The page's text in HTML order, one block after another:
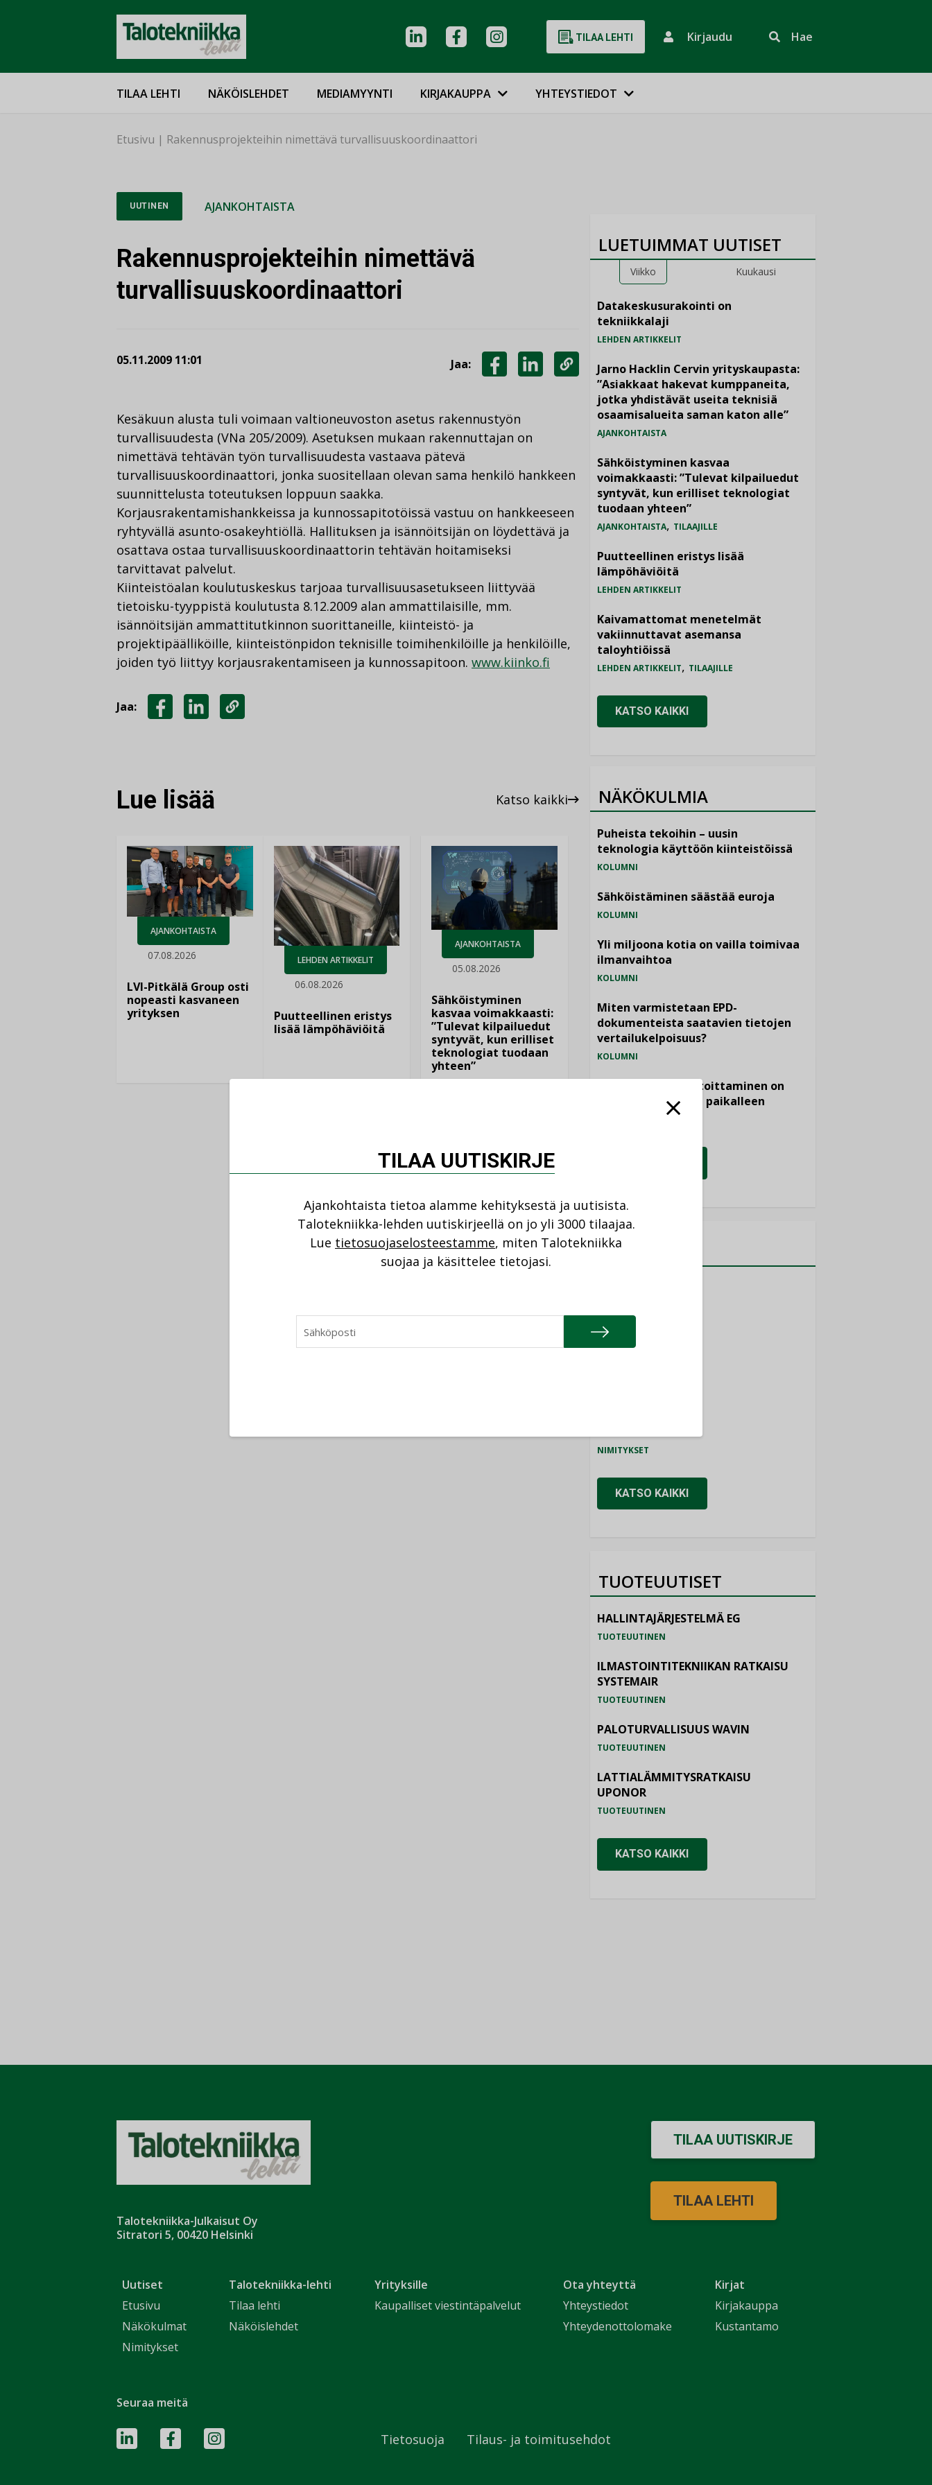
TILAA LEHTI Kirjaudu Hae
TILAA LEHTI NÄKÖISLEHDET MEDIAMYYNTI KIRJAKAUPPA YHTEYSTIEDOT
Etusivu | Rakennusprojekteihin nimettävä turvallisuuskoordinaattori
UUTINEN AJANKOHTAISTA
Rakennusprojekteihin nimettävä
turvallisuuskoordinaattori
05.11.2009 11:01 Jaa:
LINKEDINISSÄ
KOPIOI
LINKKI
Kesäkuun alusta tuli voimaan valtioneuvoston asetus rakennustyön
turvallisuudesta (VNa 205/2009). Asetuksen mukaan rakennuttajan on
nimettävä tehtävän työn turvallisuudesta vastaava pätevä
turvallisuuskoordinaattori, jonka suositellaan olevan sama henkilö hankkeen
suunnittelusta toteutuksen loppuun saakka.
Korjausrakentamishankkeissa ja kunnossapitotöissä vastuu on hankkeeseen
ryhtyvällä asunto-osakeyhtiöllä. Hallituksen ja isännöitsijän on löydettävä ja
osattava ostaa turvallisuuskoordinaattorin tehtävän hoitamiseksi
tarvittavat palvelut.
Kiinteistöalan koulutuskeskus tarjoaa turvallisuusasetukseen liittyvää
tietoisku-tyyppistä koulutusta 8.12.2009 alan ammattilaisille, mm.
isännöitsijän ammattitutkinnon suorittaneille, kiinteistö- ja
projektipäälliköille, kiinteistönpidon teknisille toimihenkilöille ja henkilöille,
joiden työ liittyy korjausrakentamiseen ja kunnossapitoon. www.kiinko.fi
Jaa:
Lue lisää Katso kaikki
AJANKOHTAISTA
07.08.2026
LVI-Pitkälä Group osti
nopeasti kasvaneen
yrityksen
LEHDEN ARTIKKELIT
06.08.2026
Puutteellinen eristys
lisää lämpöhäviöitä
AJANKOHTAISTA
05.08.2026
Sähköistyminen
kasvaa voimakkaasti:
”Tulevat kilpailuedut
syntyvät, kun erilliset
teknologiat tuodaan
yhteen”
LUETUIMMAT UUTISET
Viikko Kuukausi
Datakeskusurakointi on
tekniikkalaji
LEHDEN ARTIKKELIT
Jarno Hacklin Cervin yrityskaupasta:
”Asiakkaat hakevat kumppaneita,
jotka yhdistävät useita teknisiä
osaamisalueita saman katon alle”
AJANKOHTAISTA
Sähköistyminen kasvaa
voimakkaasti: ”Tulevat kilpailuedut
syntyvät, kun erilliset teknologiat
tuodaan yhteen”
AJANKOHTAISTA, TILAAJILLE
Puutteellinen eristys lisää
lämpöhäviöitä
LEHDEN ARTIKKELIT
Kaivamattomat menetelmät
vakiinnuttavat asemansa
taloyhtiöissä
LEHDEN ARTIKKELIT, TILAAJILLE
KATSO KAIKKI
NÄKÖKULMIA
Puheista tekoihin – uusin
teknologia käyttöön kiinteistöissä
KOLUMNI
Sähköistäminen säästää euroja
KOLUMNI
Yli miljoona kotia on vailla toimivaa
ilmanvaihtoa
KOLUMNI
Miten varmistetaan EPD-
dokumenteista saatavien tietojen
vertailukelpoisuus?
KOLUMNI
Vesi- ja viemärimitoittaminen on
jämähtänyt ajassa paikalleen
NIMITYKSET
Refair
NIMITYKSET
KATSO KAIKKI
TUOTEUUTISET
HALLINTAJÄRJESTELMÄ EG
TUOTEUUTINEN
ILMASTOINTITEKNIIKAN RATKAISU
SYSTEMAIR
TUOTEUUTINEN
PALOTURVALLISUUS WAVIN
TUOTEUUTINEN
LATTIALÄMMITYSRATKAISU
UPONOR
TUOTEUUTINEN
KATSO KAIKKI
Talotekniikka-Julkaisut Oy
Sitratori 5, 00420 Helsinki
Uutiset
Etusivu
Näkökulmat
Nimitykset
Talotekniikka-lehti
Tilaa lehti
Näköislehdet
Yrityksille
Kaupalliset viestintäpalvelut
Ota yhteyttä
Yhteystiedot
Yhteydenottolomake
Kirjat
Kirjakauppa
Kustantamo
TILAA UUTISKIRJE
TILAA LEHTI
Seuraa meitä
Tietosuoja Tilaus- ja toimitusehdot
TILAA UUTISKIRJE
Ajankohtaista tietoa alamme kehityksestä ja uutisista.
Talotekniikka-lehden uutiskirjeellä on jo yli 3000 tilaajaa.
Lue tietosuojaselosteestamme, miten Talotekniikka
suojaa ja käsittelee tietojasi.